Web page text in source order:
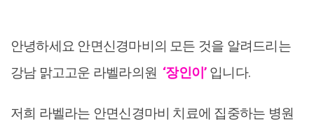
안녕하세요 안면신경마비의 모든 것을 알려드리는
강남 맑고고운 라벨라의원 ‘장인이’ 입니다.
저희 라벨라는 안면신경마비 치료에 집중하는 병원